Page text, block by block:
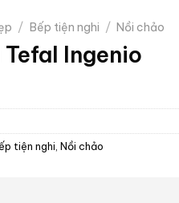
/ Bếp tiện nghi / Nồi chảo
Ingenio
tiện nghi Nồi chảo